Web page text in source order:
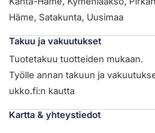
Häme, Satakunta, Uusimaa
Takuu ja vakuutukset
Tuotetakuu tuotteiden mukaan.
Työlle annan takuun ja
ukko.fi:n kautta
Kartta & yhteystiedot